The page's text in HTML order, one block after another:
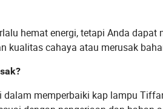
hemat energi, tetapi Anda dapat
kualitas cahaya atau merusak
memperbaiki kap lampu